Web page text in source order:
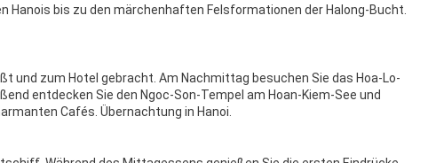
bis zu den märchenhaften Felsformationen der Halong-Bucht.
und zum Hotel gebracht. Am Nachmittag besuchen Sie das Hoa-Lo-
entdecken Sie den Ngoc-Son-Tempel am Hoan-Kiem-See und
Cafés. Übernachtung in Hanoi.